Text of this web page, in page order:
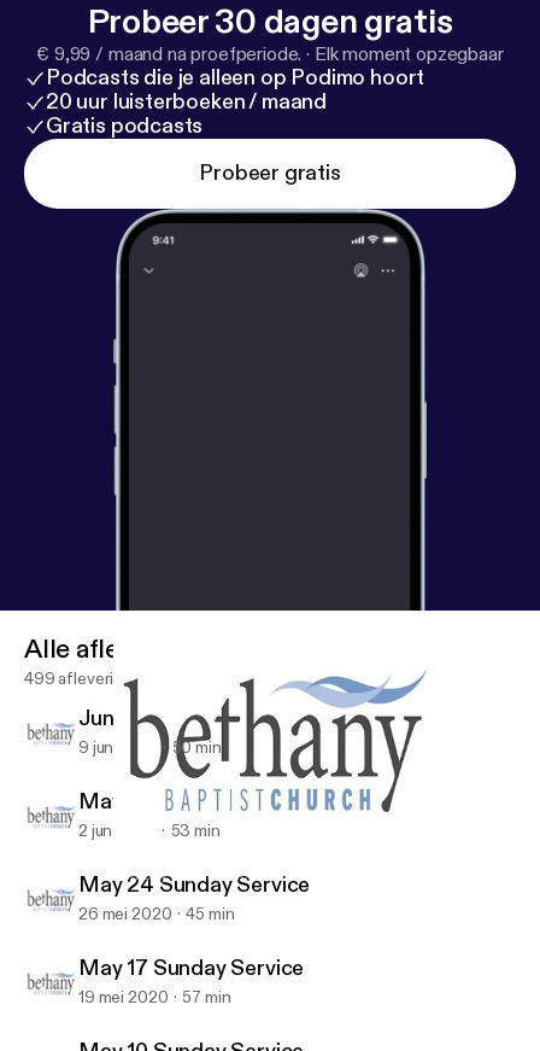
Probeer 30 dagen gratis
€ 9,99 / maand na proefperiode. · Elk moment opzegbaar
Podcasts die je alleen op Podimo hoort
20 uur luisterboeken / maand
Gratis podcasts
Probeer gratis
Bethany Baptist (Richmond BC) Recent Sermons
Alle afleveringen
499 afleveringen
June 7 Sunday Service
9 jun 2020 50 min
May 31 Sunday Service
2 jun 2020 53 min
May 24 Sunday Service
26 mei 2020 45 min
May 17 Sunday Service
19 mei 2020 57 min